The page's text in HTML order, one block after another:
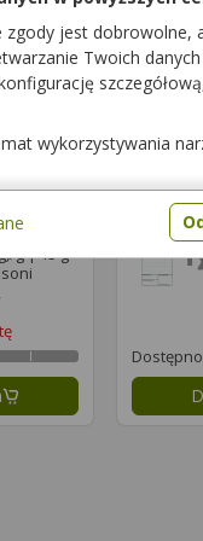
g | 15 g
g | 15 g
zgody jest
Twoich
wykorzystywania